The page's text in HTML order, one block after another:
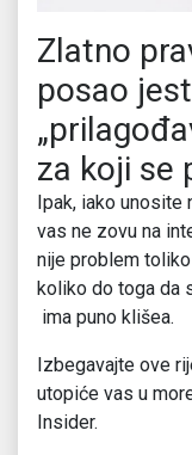
Zlatno
posao
za koji se
Ipak, iako
vas ne zovu na
nije problem
koliko do toga da
ima puno klišea.
Izbegavajte ove
utopiće vas u
Insider.